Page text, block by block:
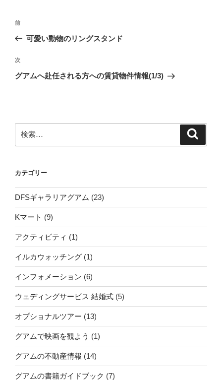
投
ビ
ゲ
ン
前
の
稿
前
可愛い動物のリングスタンド
次
の
次
グアムへ赴任される方への賃貸物件情報(1/3)
索:
カテゴリー
DFSギャラリアグアム (23)
Kマート (9)
アクティビティ (1)
イルカウォッチング (1)
インフォメーション (6)
ウェディングサービス 結婚式 (5)
オプショナルツアー (13)
グアムで映画を観よう (1)
グアムの不動産情報 (14)
グアムの書籍ガイドブック (7)